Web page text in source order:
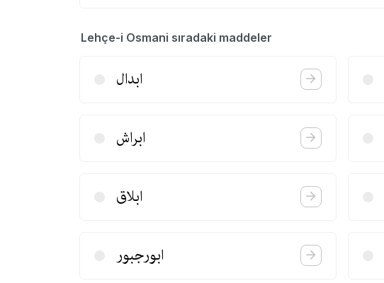
Lehçe-i Osmani sıradaki maddeler
ابدال
ابراش
ابلاق
ابورجبور